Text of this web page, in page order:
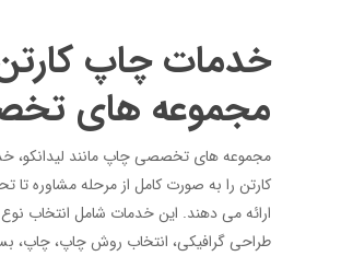
خدمات چاپ
مجموعه های
مجموعه های تخصصی چاپ مانند لیدانکو،
کارتن را به صورت کامل از مرحله مشاوره تا
ارائه می دهند. این خدمات شامل انتخاب نوع
طراحی گرافیکی، انتخاب روش چاپ، چاپ،